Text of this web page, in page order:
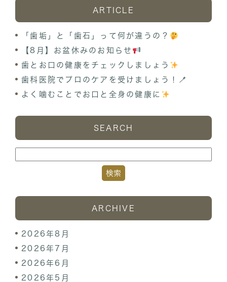
ARTICLE
「歯垢」と「歯石」って何が違うの？
【8月】お盆休みのお知らせ
歯とお口の健康をチェックしましょう
歯科医院でプロのケアを受けましょう！🪥
よく噛むことでお口と全身の健康に
SEARCH
ARCHIVE
2026年8月
2026年7月
2026年6月
2026年5月